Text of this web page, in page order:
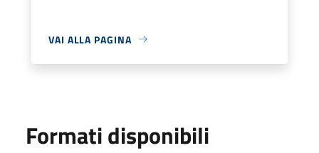
VAI ALLA PAGINA
Formati disponibili